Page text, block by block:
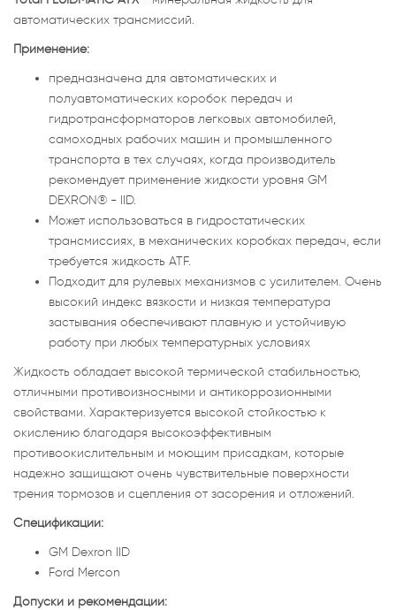
автоматических трансмиссий.
Применение:
предназначена для автоматических и
полуавтоматических коробок передач и
гидротрансформаторов легковых автомобилей,
самоходных рабочих машин и промышленного
транспорта в тех случаях, когда производитель
рекомендует применение жидкости уровня GM
DEXRON® - IID.
Может использоваться в гидростатических
трансмиссиях, в механических коробках передач, если
требуется жидкость ATF.
Подходит для рулевых механизмов с усилителем. Очень
высокий индекс вязкости и низкая температура
застывания обеспечивают плавную и устойчивую
работу при любых температурных условиях
Жидкость обладает высокой термической стабильностью,
отличными противоизносными и антикоррозионными
свойствами. Характеризуется высокой стойкостью к
окислению благодаря высокоэффективным
противоокислительным и моющим присадкам, которые
надежно защищают очень чувствительные поверхности
трения тормозов и сцепления от засорения и отложений.
Спецификации:
GM Dexron IID
Ford Mercon
Допуски и рекомендации: